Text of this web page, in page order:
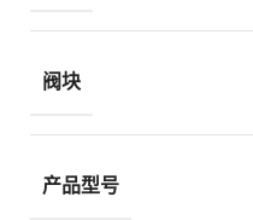
阀块
产品型号